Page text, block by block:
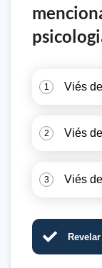
1 Viés
2 Viés
3 Viés